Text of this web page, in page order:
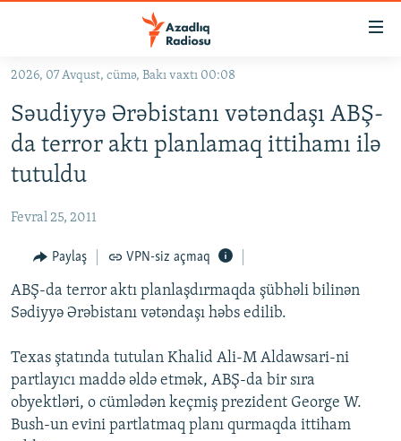
Əsas
qayıt
Əsas
naviqasiyaya
qayıt
#İZAHLA
KORRUPSIOMETR
FƏRQƏ BAX
QANUNI DOĞRU
ARAŞDIRMA
MULTIMEDIA
VIDEO
FOTOQALEREYA
İNFOQRAFIKA
RADIO ARXIV
OXU ZALI
AZƏRBAYCAN ƏDƏBIYYATI KITABXANASI
HAQQIMIZDA
MISSIYAMIZ
BIZI IZLƏ
2026, 07 Avqust, cümə, Bakı vaxtı 00:08
Səudiyyə Ərəbistanı vətəndaşı ABŞ-
da terror aktı planlamaq ittihamı ilə
tutuldu
Fevral 25, 2011
Paylaş VPN-siz açmaq
ABŞ-da terror aktı planlaşdırmaqda şübhəli bilinən
Sədiyyə Ərəbistanı vətəndaşı həbs edilib.
Texas ştatında tutulan Khalid Ali-M Aldawsari-ni
partlayıcı maddə əldə etmək, ABŞ-da bir sıra
obyektləri, o cümlədən keçmiş prezident George W.
Bush-un evini partlatmaq planı qurmaqda ittiham